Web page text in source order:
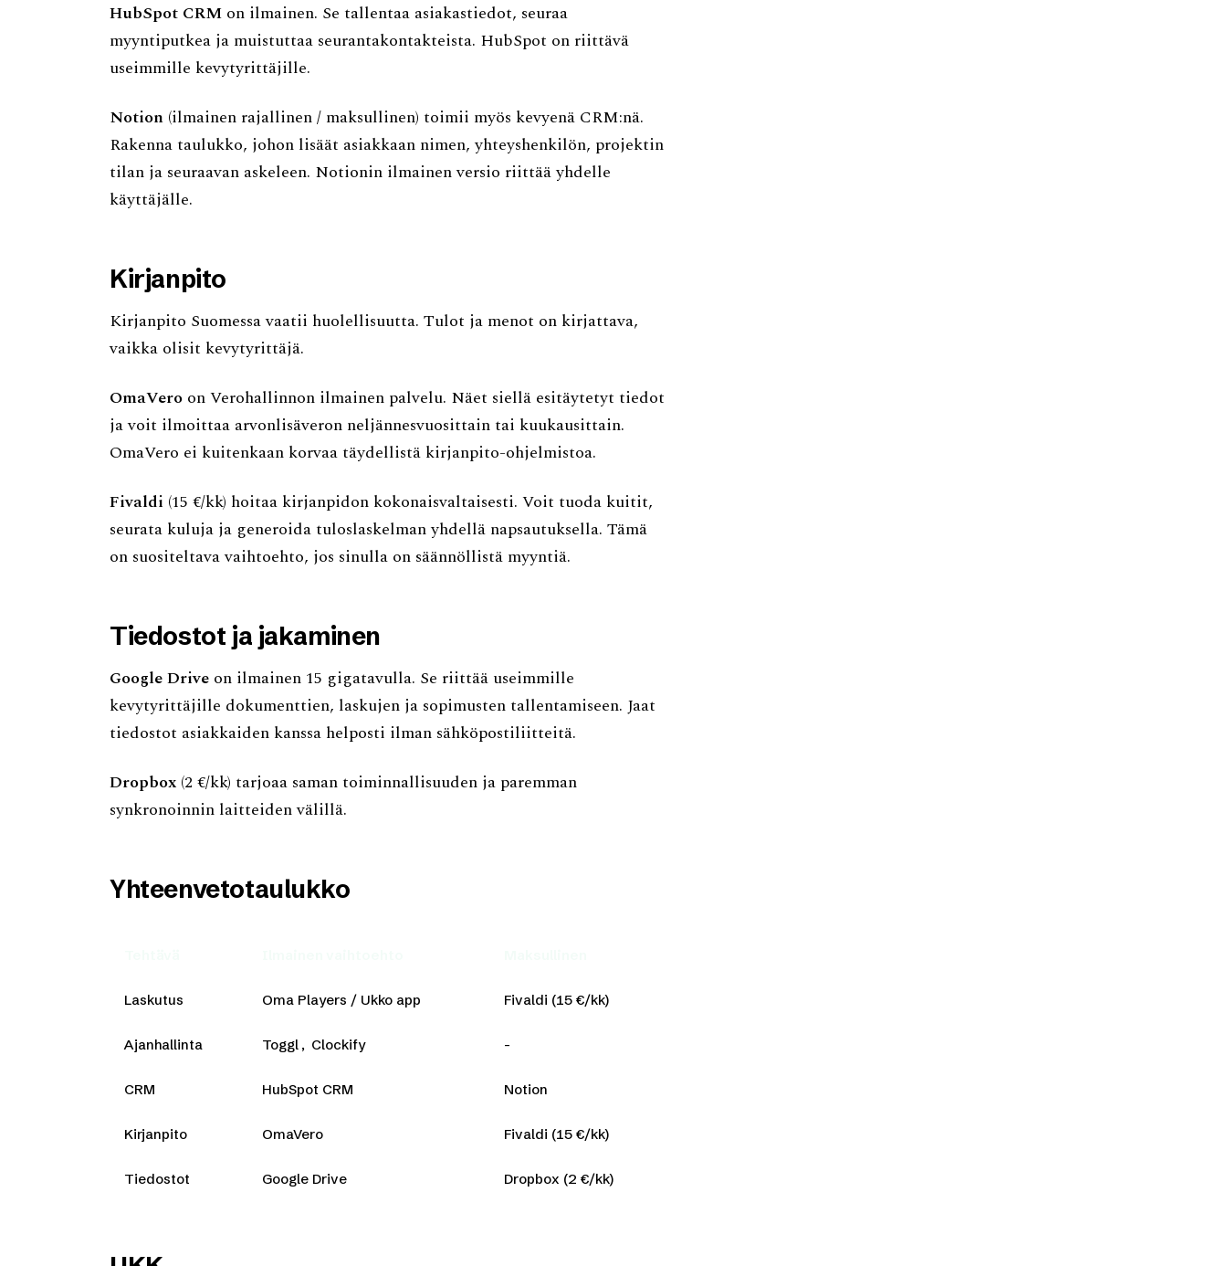
HubSpot CRM on ilmainen. Se tallentaa asiakastiedot, seuraa
myyntiputkea ja muistuttaa seurantakontakteista. HubSpot on riittävä
useimmille kevytyrittäjille.
Notion (ilmainen rajallinen / maksullinen) toimii myös kevyenä CRM:nä.
Rakenna taulukko, johon lisäät asiakkaan nimen, yhteyshenkilön, projektin
tilan ja seuraavan askeleen. Notionin ilmainen versio riittää yhdelle
käyttäjälle.
Kirjanpito
Kirjanpito Suomessa vaatii huolellisuutta. Tulot ja menot on kirjattava,
vaikka olisit kevytyrittäjä.
OmaVero on Verohallinnon ilmainen palvelu. Näet siellä esitäytetyt tiedot
ja voit ilmoittaa arvonlisäveron neljännesvuosittain tai kuukausittain.
OmaVero ei kuitenkaan korvaa täydellistä kirjanpito-ohjelmistoa.
Fivaldi (15 €/kk) hoitaa kirjanpidon kokonaisvaltaisesti. Voit tuoda kuitit,
seurata kuluja ja generoida tuloslaskelman yhdellä napsautuksella. Tämä
on suositeltava vaihtoehto, jos sinulla on säännöllistä myyntiä.
Tiedostot ja jakaminen
Google Drive on ilmainen 15 gigatavulla. Se riittää useimmille
kevytyrittäjille dokumenttien, laskujen ja sopimusten tallentamiseen. Jaat
tiedostot asiakkaiden kanssa helposti ilman sähköpostiliitteitä.
Dropbox (2 €/kk) tarjoaa saman toiminnallisuuden ja paremman
synkronoinnin laitteiden välillä.
Yhteenvetotaulukko
Laskutus Oma Players / Ukko app Fivaldi (15 €/kk)
Ajanhallinta Toggl, Clockify -
CRM HubSpot CRM Notion
Kirjanpito OmaVero Fivaldi (15 €/kk)
Tiedostot Google Drive Dropbox (2 €/kk)